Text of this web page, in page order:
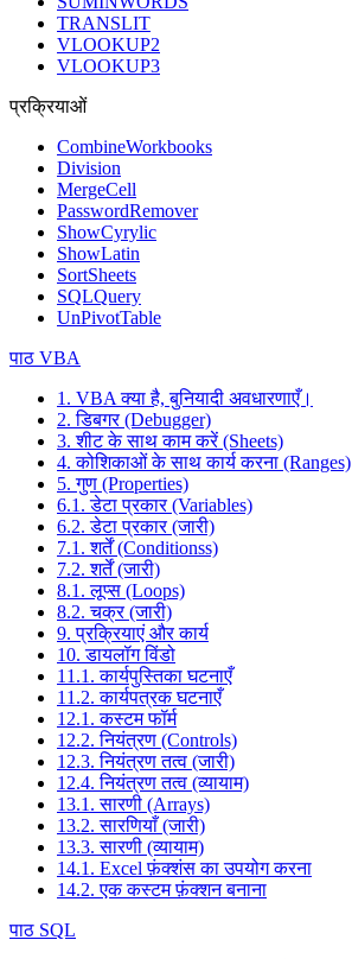
TRANSLIT
VLOOKUP2
VLOOKUP3
प्रक्रियाओं
CombineWorkbooks
Division
MergeCell
PasswordRemover
ShowCyrylic
ShowLatin
SortSheets
SQLQuery
UnPivotTable
पाठ VBA
1. VBA क्या है, बुनियादी अवधारणाएँ।
2. डिबगर (Debugger)
3. शीट के साथ काम करें (Sheets)
4. कोशिकाओं के साथ कार्य करना (Ranges)
5. गुण (Properties)
6.1. डेटा प्रकार (Variables)
6.2. डेटा प्रकार (जारी)
7.1. शर्तें (Conditionss)
7.2. शर्तें (जारी)
8.1. लूप्स (Loops)
8.2. चक्र (जारी)
9. प्रक्रियाएं और कार्य
10. डायलॉग विंडो
11.1. कार्यपुस्तिका घटनाएँ
11.2. कार्यपत्रक घटनाएँ
12.1. कस्टम फॉर्म
12.2. नियंत्रण (Controls)
12.3. नियंत्रण तत्व (जारी)
12.4. नियंत्रण तत्व (व्यायाम)
13.1. सारणी (Arrays)
13.2. सारणियाँ (जारी)
13.3. सारणी (व्यायाम)
14.1. Excel फ़ंक्शंस का उपयोग करना
14.2. एक कस्टम फ़ंक्शन बनाना
पाठ SQL